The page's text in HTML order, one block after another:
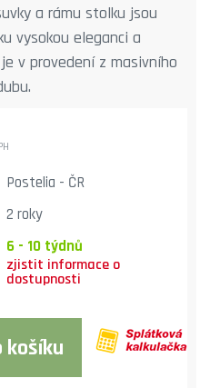
a rámu stolku jsou
vysokou eleganci a
v provedení z masivního
Postelia - ČR
2 roky
6 - 10 týdnů
košíku